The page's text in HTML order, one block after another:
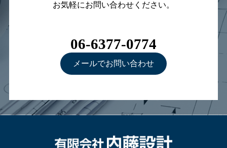
お気軽にお問い合わせください。
06-6377-0774
メールでお問い合わせ